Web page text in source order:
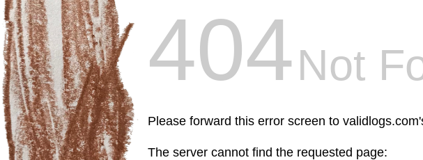
404Not
Please forward this error screen to
The server cannot find the requested page: